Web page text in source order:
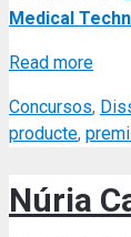
Medical
Read more
Categories
Concursos,
producte,
Núria